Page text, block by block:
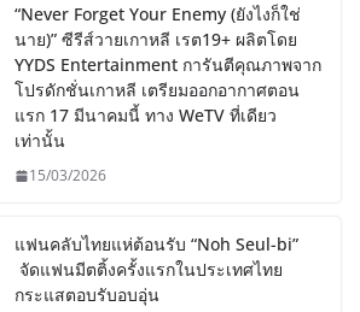
“Never Forget Your Enemy (ยังไงก็ใช่
นาย)” ซีรีส์วายเกาหลี เรต19+ ผลิตโดย
YYDS Entertainment การันตีคุณภาพจาก
โปรดักชั่นเกาหลี เตรียมออกอากาศตอน
แรก 17 มีนาคมนี้ ทาง WeTV ที่เดียว
เท่านั้น
15/03/2026
แฟนคลับไทยแห่ต้อนรับ “Noh Seul-bi”
จัดแฟนมีตติ้งครั้งแรกในประเทศไทย
กระแสตอบรับอบอุ่น